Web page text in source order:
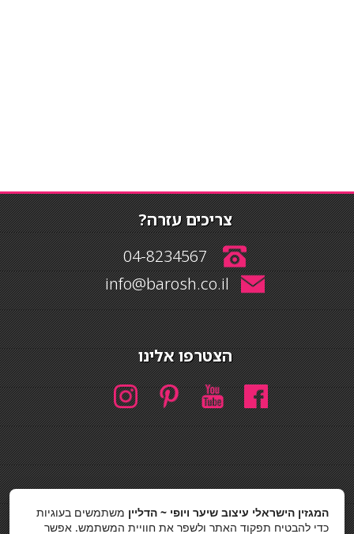
צריכים עזרה?
04-8234567
info@barosh.co.il
הצטרפו אלינו
חיפוש
חיפושהמגזין הישראלי עיצוב שיער ויופי ~ הדליין משתמשים בעוגיות
כדי להבטיח תפקוד האתר ולשפר את חוויית המשתמש. אפשר